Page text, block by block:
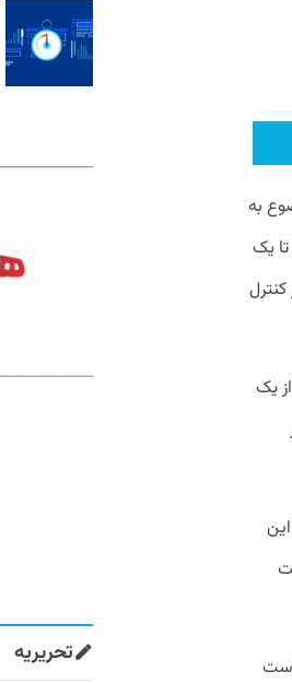
به
یک
از یک
تحریریه